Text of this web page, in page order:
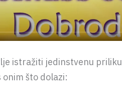
istražiti jedinstvenu
što dolazi: